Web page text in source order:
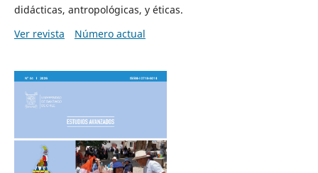
didácticas, antropológicas, y éticas.
Ver revista
Número actual